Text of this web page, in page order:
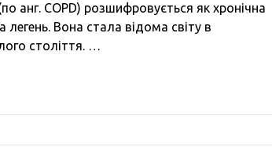
анг. COPD) розшифровується як хронічна
легень. Вона стала відома світу в
століття. …